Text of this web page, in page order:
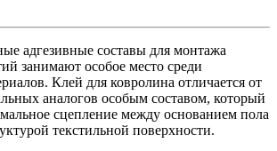
адгезивные составы для монтажа
занимают особое место среди
Клей для ковролина отличается от
аналогов особым составом, который
сцепление между основанием пола
текстильной поверхности.